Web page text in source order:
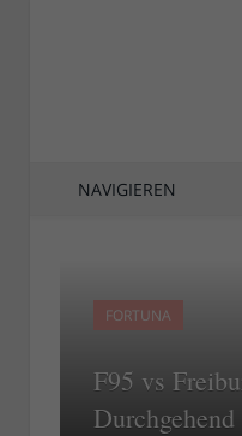
NAVIGIEREN
FORTUNA
F95 vs